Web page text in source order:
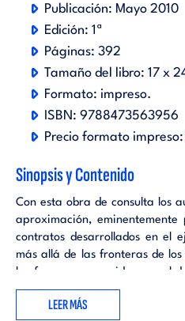
Publicación: Mayo 2010
Edición: 1ª
Páginas: 392
Tamaño del libro: 17 x
Formato: impreso.
ISBN: 9788473563956
Precio formato impreso:
Sinopsis y Contenido
Con esta obra de consulta los
aproximación,
contratos desarrollados en el
más allá de las fronteras de
las formas reconocidas por el
anomalías. EL
INTERNACIONALES .-.
LEER MÁS